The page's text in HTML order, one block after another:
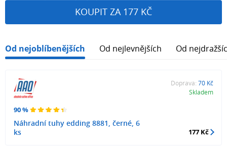
KOUPIT ZA 177 KČ
Od nejoblíbenějších Od nejlevnějších Od
90 %
Náhradní tuhy edding 8881, černé, 6
ks
Doprava: 70 Kč
Skladem
177 Kč